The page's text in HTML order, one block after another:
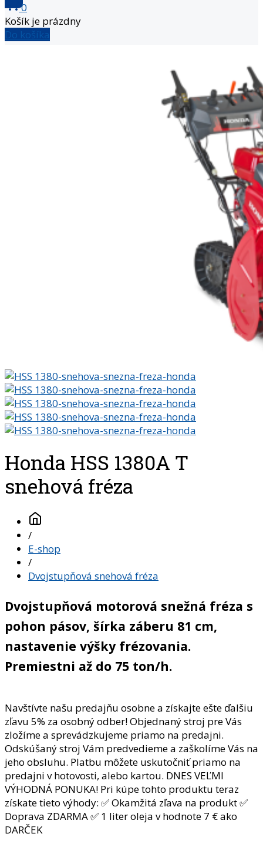
0
Košík je prázdny
Do košíka
Honda HSS 1380A T
snehová fréza
/
E-shop
/
Dvojstupňová snehová fréza
Dvojstupňová motorová snežná fréza s
pohon pásov, šírka záberu 81 cm,
nastavenie výšky frézovania.
Premiestni až do 75 ton/h.
Navštívte našu predajňu osobne a získajte ešte ďalšiu
zľavu 5% za osobný odber! Objednaný stroj pre Vás
zložíme a sprevádzkujeme priamo na predajni.
Odskúšaný stroj Vám predvedieme a zaškolíme Vás na
jeho obsluhu. Platbu môžete uskutočniť priamo na
predajni v hotovosti, alebo kartou. DNES VEĽMI
VÝHODNÁ PONUKA! Pri kúpe tohto produktu teraz
získate tieto výhody: ✅ Okamžitá zľava na produkt ✅
Doprava ZDARMA ✅ 1 liter oleja v hodnote 7 € ako
DARČEK